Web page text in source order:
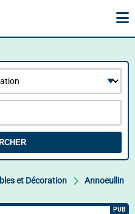
et Décoration Annoeullin